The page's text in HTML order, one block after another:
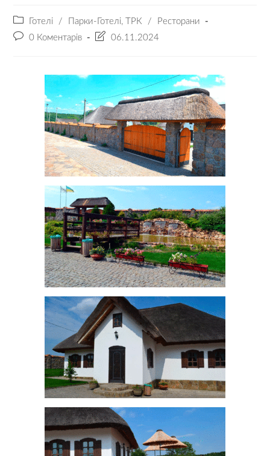
Готелі / Парки-Готелі, ТРК /
Ресторани
0 Коментарів
06.11.2024